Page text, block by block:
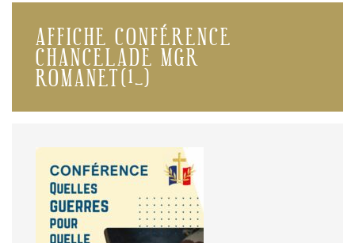
AFFICHE CONFÉRENCE
CHANCELADE MGR
ROMANET(1_)